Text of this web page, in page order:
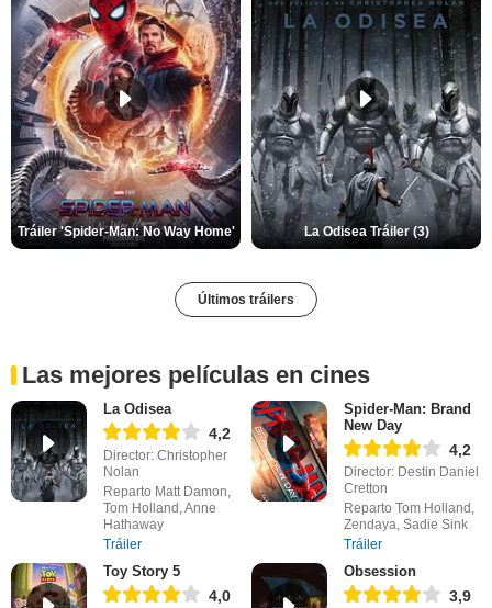
Tráiler 'Spider-Man: No Way Home' La Odisea Tráiler (3)
Últimos tráilers
Las mejores películas en cines
La Odisea
4,2
Director: Christopher
Nolan
Reparto Matt Damon,
Tom Holland, Anne
Hathaway
Tráiler
Spider-Man: Brand
New Day
4,2
Director: Destin Daniel
Cretton
Reparto Tom Holland,
Zendaya, Sadie Sink
Tráiler
Toy Story 5
4,0
Obsession
3,9